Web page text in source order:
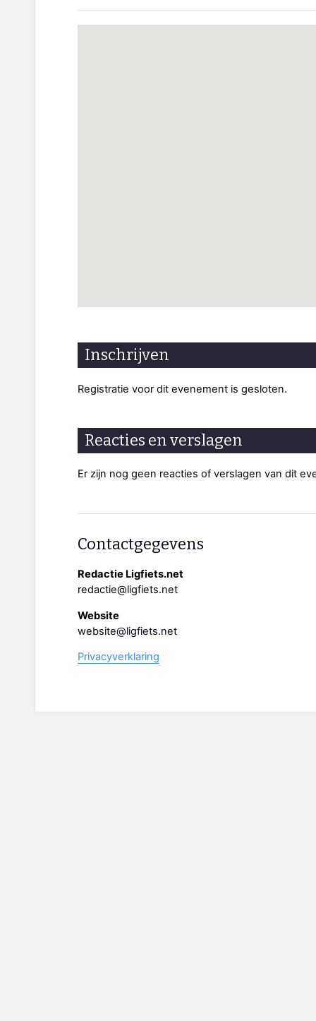
Inschrijven
Registratie voor dit evenement is gesloten.
Reacties en verslagen
Er zijn nog geen reacties of verslagen van dit
Contactgegevens
Redactie Ligfiets.net
redactie@ligfiets.net
Website
website@ligfiets.net
Privacyverklaring